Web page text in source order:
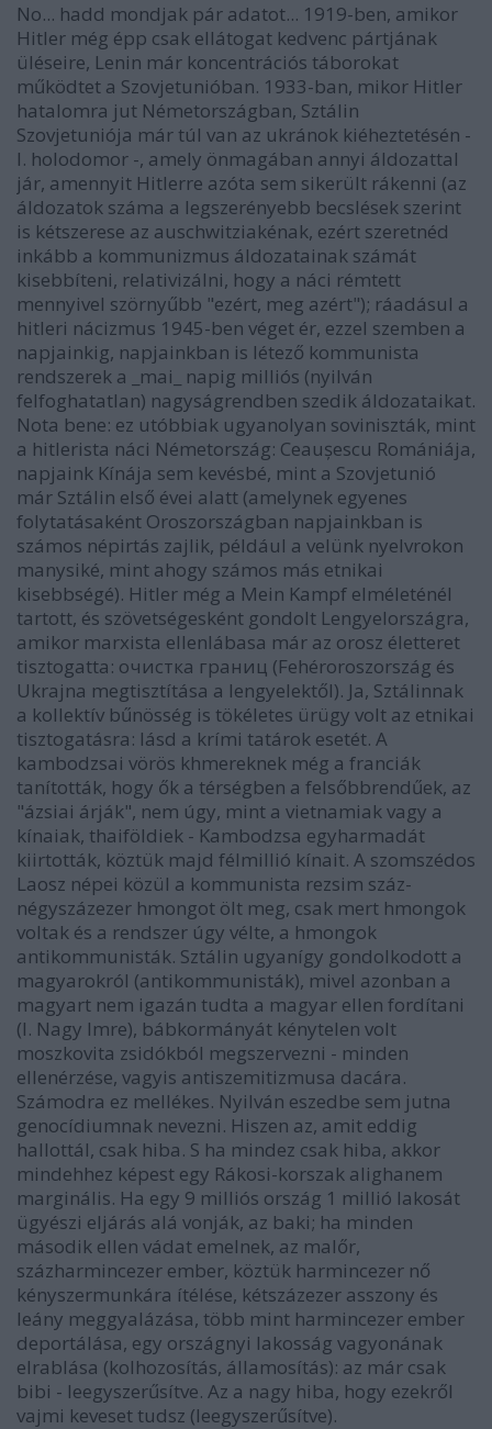
No... hadd mondjak pár adatot... 1919-ben, amikor
Hitler még épp csak ellátogat kedvenc pártjának
üléseire, Lenin már koncentrációs táborokat
működtet a Szovjetunióban. 1933-ban, mikor Hitler
hatalomra jut Németországban, Sztálin
Szovjetuniója már túl van az ukránok kiéheztetésén -
l. holodomor -, amely önmagában annyi áldozattal
jár, amennyit Hitlerre azóta sem sikerült rákenni (az
áldozatok száma a legszerényebb becslések szerint
is kétszerese az auschwitziakénak, ezért szeretnéd
inkább a kommunizmus áldozatainak számát
kisebbíteni, relativizálni, hogy a náci rémtett
mennyivel szörnyűbb "ezért, meg azért"); ráadásul a
hitleri nácizmus 1945-ben véget ér, ezzel szemben a
napjainkig, napjainkban is létező kommunista
rendszerek a _mai_ napig milliós (nyilván
felfoghatatlan) nagyságrendben szedik áldozataikat.
Nota bene: ez utóbbiak ugyanolyan soviniszták, mint
a hitlerista náci Németország: Ceaușescu Romániája,
napjaink Kínája sem kevésbé, mint a Szovjetunió
már Sztálin első évei alatt (amelynek egyenes
folytatásaként Oroszországban napjainkban is
számos népirtás zajlik, például a velünk nyelvrokon
manysiké, mint ahogy számos más etnikai
kisebbségé). Hitler még a Mein Kampf elméleténél
tartott, és szövetségesként gondolt Lengyelországra,
amikor marxista ellenlábasa már az orosz életteret
tisztogatta: очистка границ (Fehéroroszország és
Ukrajna megtisztítása a lengyelektől). Ja, Sztálinnak
a kollektív bűnösség is tökéletes ürügy volt az etnikai
tisztogatásra: lásd a krími tatárok esetét. A
kambodzsai vörös khmereknek még a franciák
tanították, hogy ők a térségben a felsőbbrendűek, az
"ázsiai árják", nem úgy, mint a vietnamiak vagy a
kínaiak, thaiföldiek - Kambodzsa egyharmadát
kiirtották, köztük majd félmillió kínait. A szomszédos
Laosz népei közül a kommunista rezsim száz-
négyszázezer hmongot ölt meg, csak mert hmongok
voltak és a rendszer úgy vélte, a hmongok
antikommunisták. Sztálin ugyanígy gondolkodott a
magyarokról (antikommunisták), mivel azonban a
magyart nem igazán tudta a magyar ellen fordítani
(l. Nagy Imre), bábkormányát kénytelen volt
moszkovita zsidókból megszervezni - minden
ellenérzése, vagyis antiszemitizmusa dacára.
Számodra ez mellékes. Nyilván eszedbe sem jutna
genocídiumnak nevezni. Hiszen az, amit eddig
hallottál, csak hiba. S ha mindez csak hiba, akkor
mindehhez képest egy Rákosi-korszak alighanem
marginális. Ha egy 9 milliós ország 1 millió lakosát
ügyészi eljárás alá vonják, az baki; ha minden
második ellen vádat emelnek, az malőr,
százharmincezer ember, köztük harmincezer nő
kényszermunkára ítélése, kétszázezer asszony és
leány meggyalázása, több mint harmincezer ember
deportálása, egy országnyi lakosság vagyonának
elrablása (kolhozosítás, államosítás): az már csak
bibi - leegyszerűsítve. Az a nagy hiba, hogy ezekről
vajmi keveset tudsz (leegyszerűsítve).